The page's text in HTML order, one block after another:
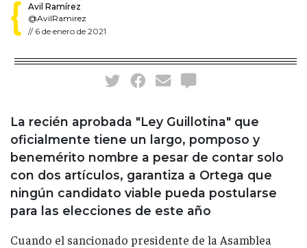
Avil Ramírez
@AvilRamirez
// 6 de enero de 2021
La recién aprobada "Ley Guillotina" que
oficialmente tiene un largo, pomposo y
benemérito nombre a pesar de contar solo
con dos artículos, garantiza a Ortega que
ningún candidato viable pueda postularse
para las elecciones de este año
Cuando el sancionado presidente de la Asamblea